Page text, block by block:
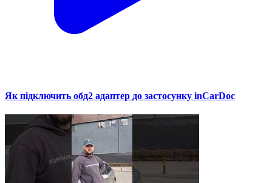
Як підключить обд2 адаптер до застосунку inCarDoc